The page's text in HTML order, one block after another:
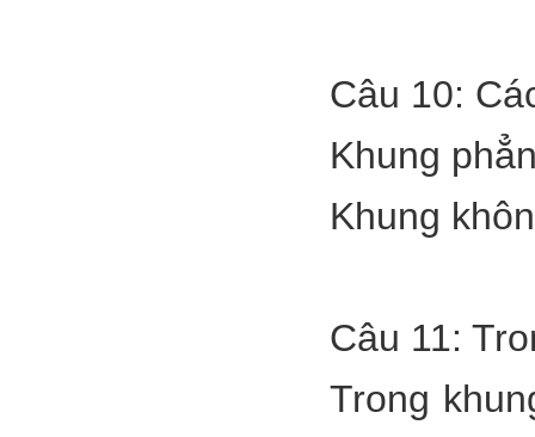
Câu 10:
Khung
Khung
Câu 11:
Trong